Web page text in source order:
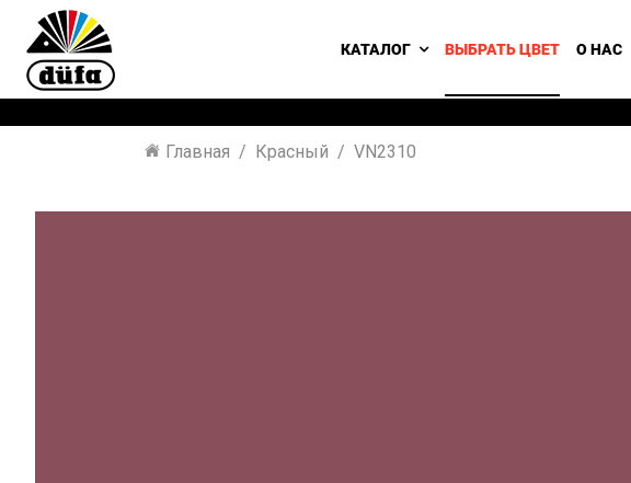
КАТАЛОГ ВЫБРАТЬ ЦВЕТ О НАС
Главная Красный VN2310